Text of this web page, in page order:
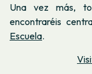
Una vez más,
encontraréis
Escuela.